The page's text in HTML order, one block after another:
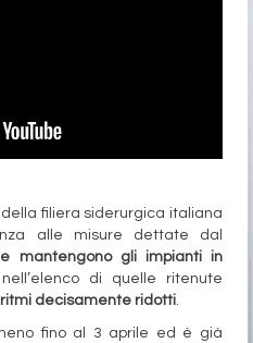
filiera siderurgica italiana
alle misure dettate dal
mantengono gli impianti in
di quelle ritenute
ritmi decisamente ridotti.
fino al 3 aprile ed è già